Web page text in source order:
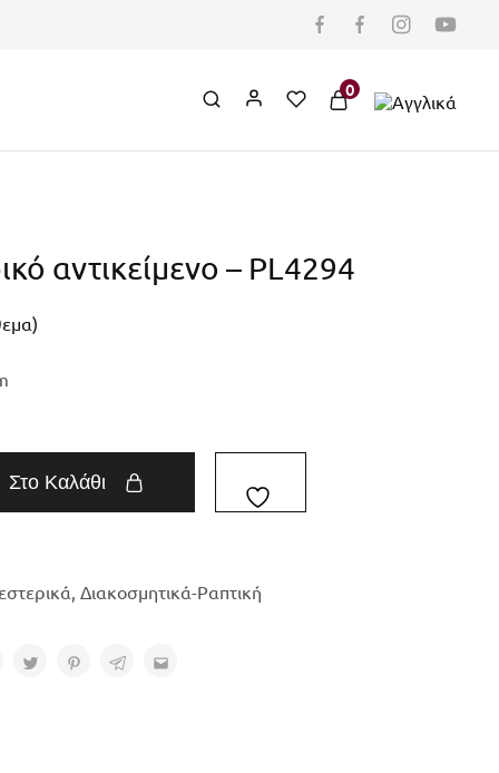
0
αντικείμενο – PL4294
Στο Καλάθι
, Διακοσμητικά-Ραπτική